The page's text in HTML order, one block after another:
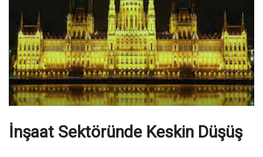
İnşaat Sektöründe Keskin Düşüş